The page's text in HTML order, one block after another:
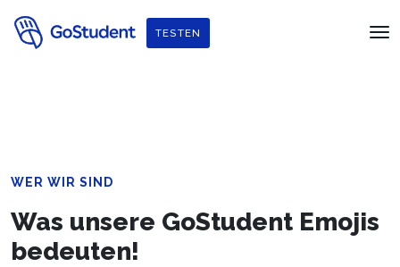
Verbessere dein Englisch und hol dir
Penguin Readers
TESTEN
WER WIR SIND
Was unsere GoStudent Emojis
bedeuten!